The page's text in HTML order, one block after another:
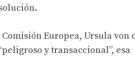
Europea, Ursula von
peligroso y transaccional”, esa